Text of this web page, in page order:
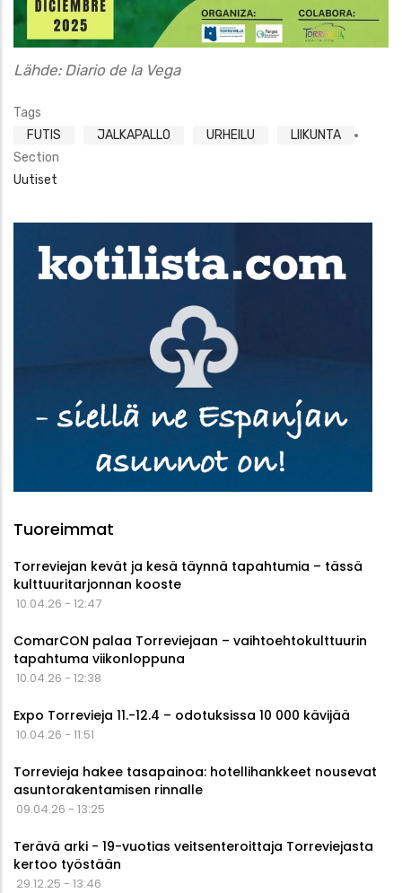
Lähde: Diario de la Vega
Tags
FUTIS
JALKAPALLO URHEILU
LIIKUNTA
Section
Uutiset
Tuoreimmat
Torreviejan kevät ja kesä täynnä tapahtumia – tässä
kulttuuritarjonnan kooste
10.04.26 - 12:47
ComarCON palaa Torreviejaan – vaihtoehtokulttuurin
tapahtuma viikonloppuna
10.04.26 - 12:38
Expo Torrevieja 11.-12.4 – odotuksissa 10 000 kävijää
10.04.26 - 11:51
Torrevieja hakee tasapainoa: hotellihankkeet nousevat
asuntorakentamisen rinnalle
09.04.26 - 13:25
Terävä arki - 19-vuotias veitsenteroittaja Torreviejasta
kertoo työstään
29.12.25 - 13:46